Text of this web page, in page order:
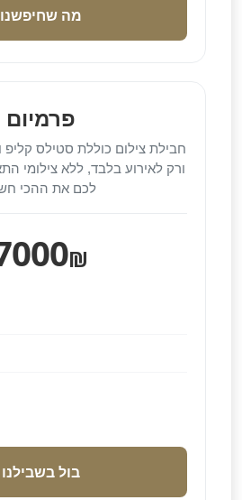
מה שחיפשנו
פרמיום
חבילת צילום כוללת סטילס קליפ
ורק לאירוע בלבד, ללא צילומי
לכם את ההכי
₪
בול בשבילנו